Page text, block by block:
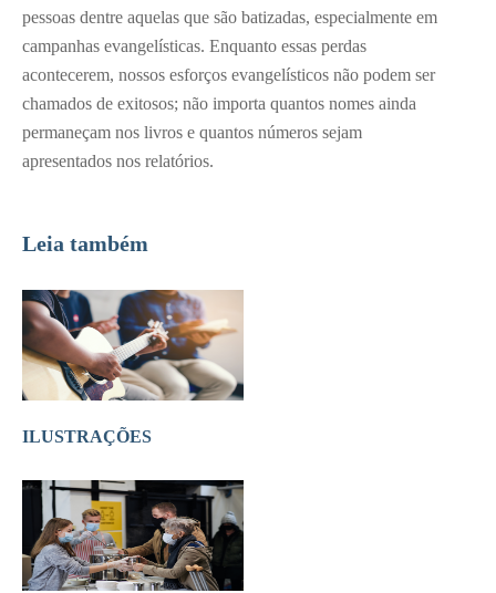
pessoas dentre aquelas que são batizadas, especialmente em
campanhas evangelísticas. Enquanto essas perdas
acontecerem, nossos esforços evangelísticos não podem ser
chamados de exitosos; não importa quantos nomes ainda
permaneçam nos livros e quantos números sejam
apresentados nos relatórios.
Leia também
ILUSTRAÇÕES